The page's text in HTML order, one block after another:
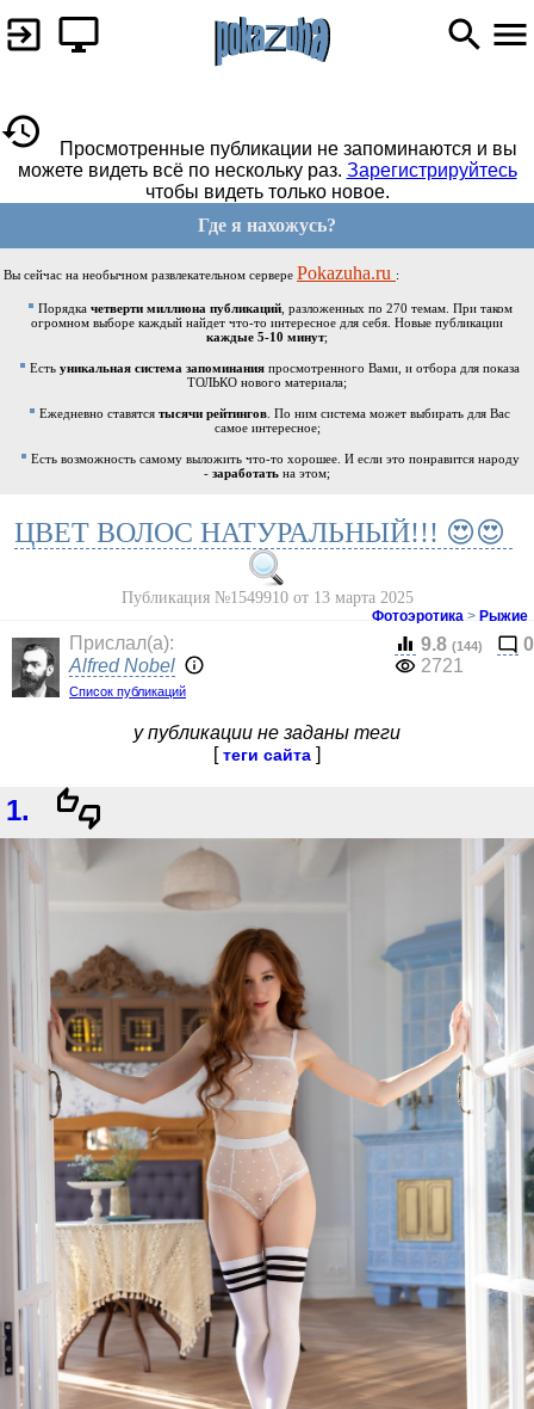
Просмотренные публикации не запоминаются и вы
можете видеть всё по нескольку раз. Зарегистрируйтесь
чтобы видеть только новое.
Где я нахожусь?
Вы сейчас на необычном развлекательном сервере Pokazuha.ru :
Порядка четверти миллиона публикаций, разложенных по 270 темам. При таком
огромном выборе каждый найдет что-то интересное для себя. Новые публикации
каждые 5-10 минут;
Есть уникальная система запоминания просмотренного Вами, и отбора для показа
ТОЛЬКО нового материала;
Ежедневно ставятся тысячи рейтингов . По ним система может выбирать для Вас
самое интересное;
Есть возможность самому выложить что-то хорошее. И если это понравится народу
- заработать на этом;
ЦВЕТ ВОЛОС НАТУРАЛЬНЫЙ!!! 😍😍
Публикация №1549910 от 13 марта 2025
Фотоэротика > Рыжие
Прислал(a):
Alfred Nobel
Список публикаций
9.8 (144)
0
2721
у публикации не заданы теги
[теги сайта ]
1.